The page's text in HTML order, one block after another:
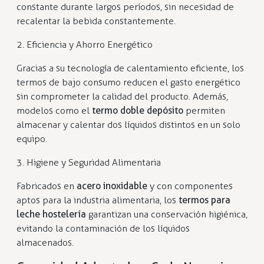
constante durante largos períodos, sin necesidad de
recalentar la bebida constantemente.
2. Eficiencia y Ahorro Energético
Gracias a su tecnología de calentamiento eficiente, los
termos de bajo consumo reducen el gasto energético
sin comprometer la calidad del producto. Además,
modelos como el termo doble depósito permiten
almacenar y calentar dos líquidos distintos en un solo
equipo.
3. Higiene y Seguridad Alimentaria
Fabricados en acero inoxidable y con componentes
aptos para la industria alimentaria, los termos para
leche hostelería garantizan una conservación higiénica,
evitando la contaminación de los líquidos
almacenados.